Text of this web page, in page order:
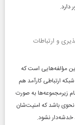
و ارتباطات
مؤلفه‌هایی است که
ارتباطی کارآمد هم
زیرمجموعه‌ها به صورت
نحوی باشد که امنیت‌شان
نشود.